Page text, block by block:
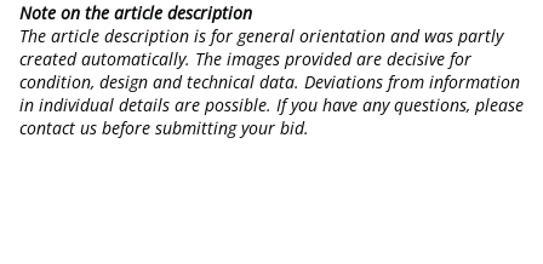
Note on the article description
The article description is for general orientation and was partly
created automatically. The images provided are decisive for
condition, design and technical data. Deviations from information
in individual details are possible. If you have any questions, please
contact us before submitting your bid.